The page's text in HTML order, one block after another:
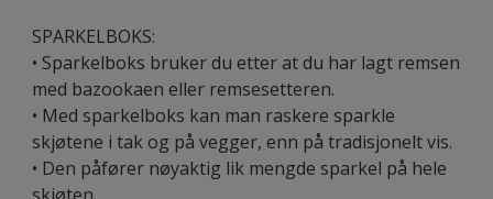
SPARKELBOKS:
• Sparkelboks bruker du etter at du har lagt remsen
med bazookaen eller remsesetteren.
• Med sparkelboks kan man raskere sparkle
skjøtene i tak og på vegger, enn på tradisjonelt vis.
• Den påfører nøyaktig lik mengde sparkel på hele